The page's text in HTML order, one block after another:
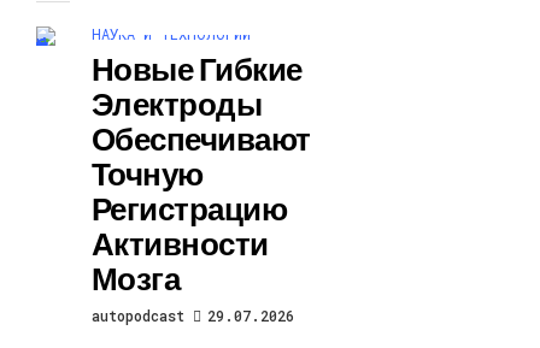
НАУКА И ТЕХНОЛОГИИ
Новые Гибкие
Электроды
Обеспечивают
Точную
Регистрацию
Активности
Мозга
autopodcast 29.07.2026